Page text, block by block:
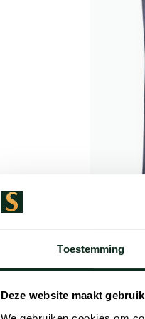
Toestemming
Deze website maakt